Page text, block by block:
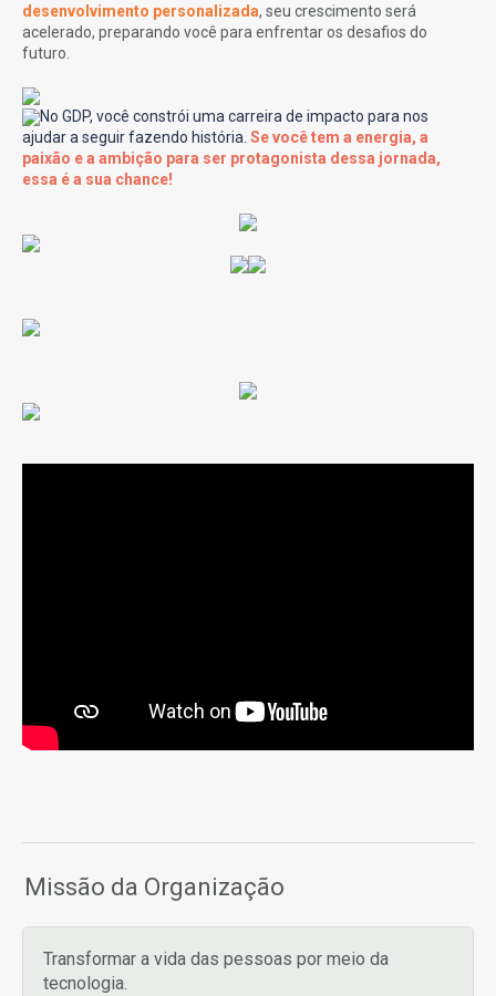
desenvolvimento personalizada, seu crescimento será
acelerado, preparando você para enfrentar os desafios do
futuro.
No GDP, você constrói uma carreira de impacto para nos
ajudar a seguir fazendo história. Se você tem a energia, a
paixão e a ambição para ser protagonista dessa jornada,
essa é a sua chance!
Missão da Organização
Transformar a vida das pessoas por meio da
tecnologia.